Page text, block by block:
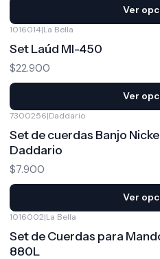
Ver
1016014|La Bella
Set Laúd Ml-450
$22.900
Ver
7300256|Daddario
Set de cuerdas Banjo
Daddario
$7.900
Ver
1016002|La Bella
Set de Cuerdas para
880L